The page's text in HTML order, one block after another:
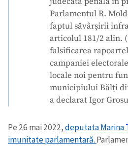
Parlamentul R.
faptul săvârșirii
articolul 181/2 alin.
falsificarea
campaniei
locale noi pentru
municipiului Bălți
a declarat Igor
Pe 26 mai 2022,deputata Marina
imunitate parlamentară.